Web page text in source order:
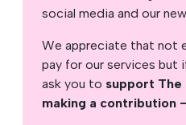
social media and our
We appreciate that not
pay for our services but
ask you to support The
making a contribution